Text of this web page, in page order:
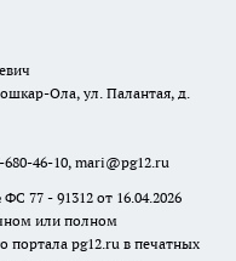
Ола, ул. Палантая, д.
46-10, mari@pg12.ru
77 - 91312 от 16.04.2026
или полном
портала pg12.ru в печатных